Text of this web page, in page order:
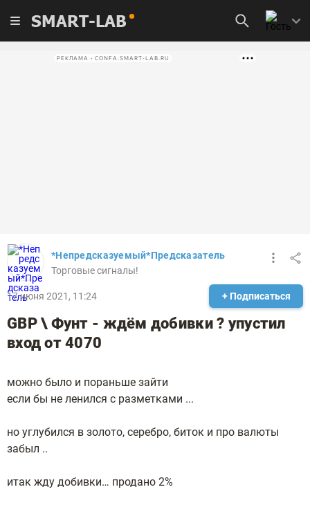
SMART-LAB
РЕКЛАМА • CONFA.SMART-LAB.RU
*Непредсказуемый*Предсказатель
Торговые сигналы!
17 июня 2021, 11:24 + Подписаться
GBP \ Фунт - ждём добивки ? упустил
вход от 4070
можно было и пораньше зайти
если бы не ленился с разметками ...
но углубился в золото, серебро, биток и про валюты
забыл ..
итак жду добивки… продано 2%